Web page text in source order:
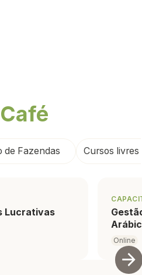
Café
de Fazendas Cursos livres
Lucrativas
Online
🔥